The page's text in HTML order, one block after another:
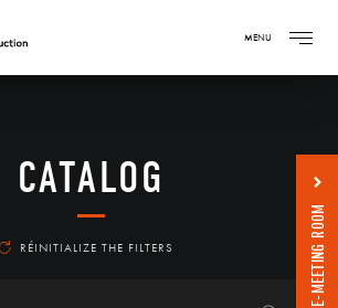
MENU
CATALOG
RÉINITIALIZE THE FILTERS E-MEETING ROOM